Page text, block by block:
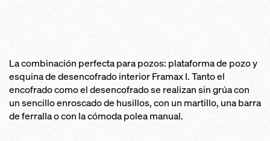
La combinación perfecta para pozos: plataforma de pozo y
esquina de desencofrado interior Framax I. Tanto el
encofrado como el desencofrado se realizan sin grúa con
un sencillo enroscado de husillos, con un martillo, una barra
de ferralla o con la cómoda polea manual.